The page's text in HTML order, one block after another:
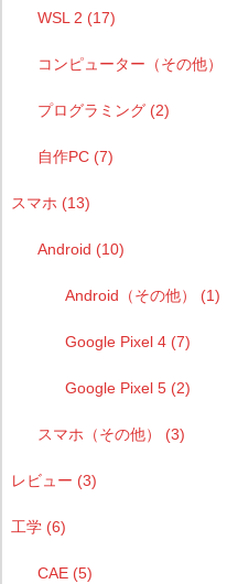
WSL 2 (17)
コンピューター（その他）
プログラミング (2)
自作PC (7)
スマホ (13)
Android (10)
Android（その他） (1)
Google Pixel 4 (7)
Google Pixel 5 (2)
スマホ（その他） (3)
レビュー (3)
工学 (6)
CAE (5)